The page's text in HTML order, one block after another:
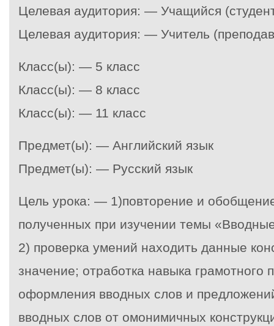
Целевая аудитория: — Учащийся
Целевая аудитория: — Учитель
Класс(ы): — 5 класс
Класс(ы): — 8 класс
Класс(ы): — 11 класс
Предмет(ы): — Английский язык
Предмет(ы): — Русский язык
Цель урока: — 1)повторение и
полученных при изучении темы
2) проверка умений находить данные
значение; отработка навыка грамотного
оформления вводных слов и
вводных слов от омонимичных